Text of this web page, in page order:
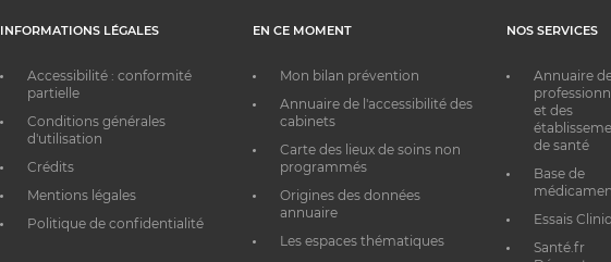
INFORMATIONS LÉGALES
Accessibilité : conformité
partielle
Conditions générales
d'utilisation
Crédits
Mentions légales
Politique de confidentialité
EN CE MOMENT
Mon bilan prévention
Annuaire de l'accessibilité des
cabinets
Carte des lieux de soins non
programmés
Origines des données
annuaire
Les espaces thématiques
NOS SERVICES
Annuaire
et des
de santé
Base de
Essais
Santé.fr